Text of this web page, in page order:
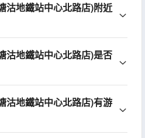
沽地鐵站中心北路店)附近
沽地鐵站中心北路店)是否
沽地鐵站中心北路店)有游